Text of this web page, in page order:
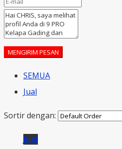
MENGIRIM PESAN
SEMUA
Jual
Sortir dengan:
Jual